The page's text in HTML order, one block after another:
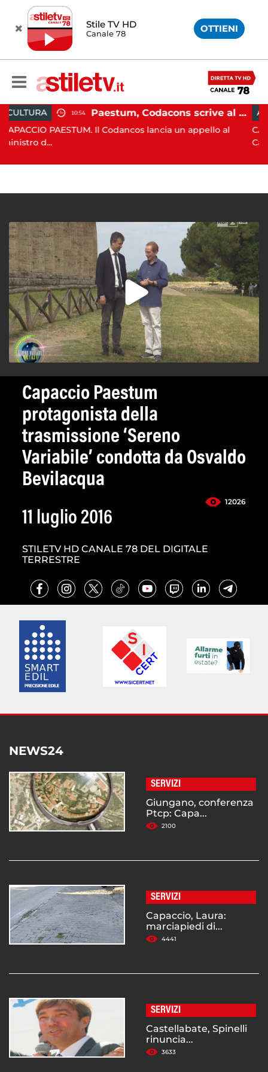
Stile TV HD
Canale 78 OTTIENI
10:54 Paestum, Codacons scrive al ministro Giuli: "Rilanciare scavi dell'Anfiteatro nell'area archeologica"
Il Codancos lancia un appello al
ATTUALITÀ
CAPACCIO
Capaccio Paes...
Capaccio Paestum
protagonista della
trasmissione ‘Sereno
Variabile’ condotta da Osvaldo
Bevilacqua
12026
11 luglio 2016
STILETV HD CANALE 78 DEL DIGITALE
TERRESTRE
NEWS24
SERVIZI
Giungano, conferenza
Ptcp: Capa...
2100
SERVIZI
Capaccio, Laura:
marciapiedi di...
4441
SERVIZI
Castellabate, Spinelli
rinuncia...
3633